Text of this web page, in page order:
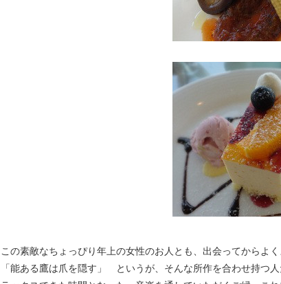
この素敵なちょっぴり年上の女性のお人とも、出会ってからよ
「能ある鷹は爪を隠す」 というが、そんな所作を合わせ持つ